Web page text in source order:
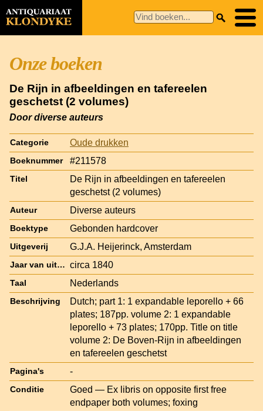
Onze boeken
De Rijn in afbeeldingen en tafereelen
geschetst (2 volumes)
Door diverse auteurs
Categorie Oude drukken
Boeknummer #211578
Titel
De Rijn in afbeeldingen en tafereelen
geschetst (2 volumes)
Auteur Diverse auteurs
Boektype Gebonden hardcover
Uitgeverij G.J.A. Heijerinck, Amsterdam
Jaar van uitgave circa 1840
Taal Nederlands
Beschrijving
Dutch; part 1: 1 expandable leporello + 66
plates; 187pp. volume 2: 1 expandable
leporello + 73 plates; 170pp. Title on title
volume 2: De Boven-Rijn in afbeeldingen
en tafereelen geschetst
Pagina's -
Conditie
Goed — Ex libris on opposite first free
endpaper both volumes; foxing